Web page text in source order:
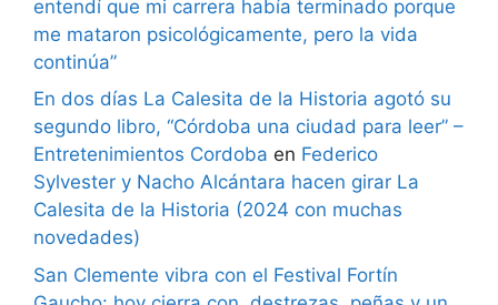
entendí que mi carrera había terminado porque
me mataron psicológicamente, pero la vida
continúa”
En dos días La Calesita de la Historia agotó su
segundo libro, “Córdoba una ciudad para leer” –
Entretenimientos Cordoba en Federico
Sylvester y Nacho Alcántara hacen girar La
Calesita de la Historia (2024 con muchas
novedades)
San Clemente vibra con el Festival Fortín